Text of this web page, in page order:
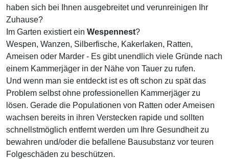
haben sich bei Ihnen ausgebreitet und verunreinigen Ihr
Zuhause?
Im Garten existiert ein Wespennest?
Wespen, Wanzen, Silberfische, Kakerlaken, Ratten,
Ameisen oder Marder - Es gibt unendlich viele Gründe nach
einem Kammerjäger in der Nähe von Tauer zu rufen.
Und wenn man sie entdeckt ist es oft schon zu spät das
Problem selbst ohne professionellen Kammerjäger zu
lösen. Gerade die Populationen von Ratten oder Ameisen
wachsen bereits in ihren Verstecken rapide und sollten
schnellstmöglich entfernt werden um Ihre Gesundheit zu
bewahren und/oder die befallene Bausubstanz vor teuren
Folgeschäden zu beschützen.